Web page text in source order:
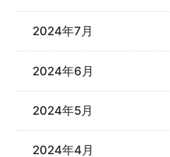
2024年7月
2024年6月
2024年5月
2024年4月